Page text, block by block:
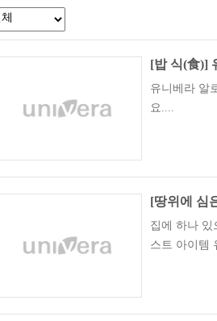
[밥 식(食)]
유니베라 알
요....
[땅위에 심
집에 하나 있
스트 아이템